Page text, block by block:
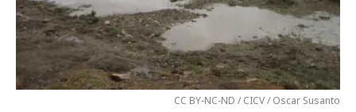
CC BY-NC-ND / CICV / Oscar Susanto